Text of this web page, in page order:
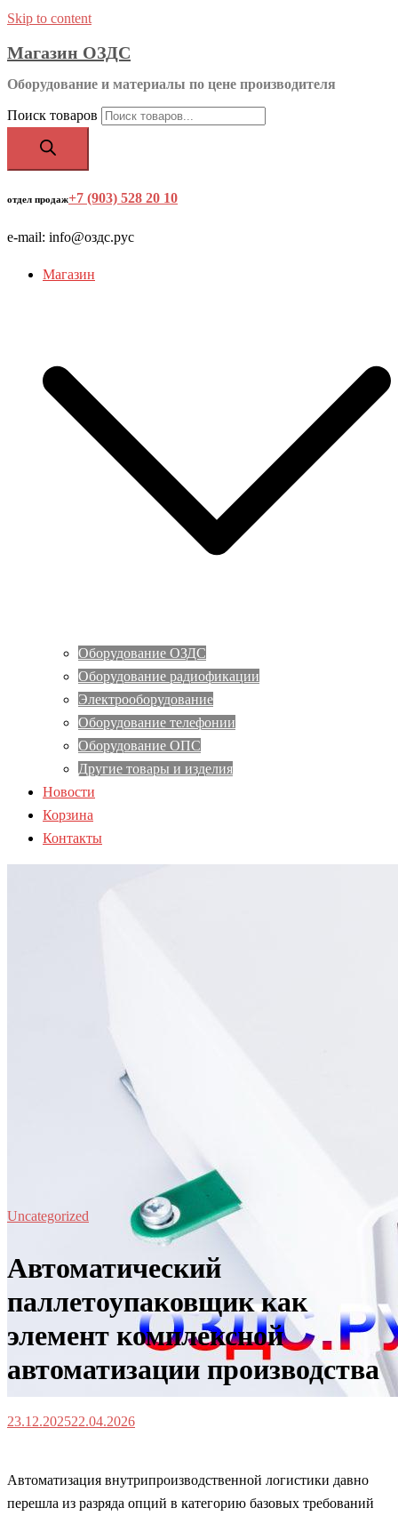
Skip to content
Магазин ОЗДС
Оборудование и материалы по цене производителя
Поиск товаров
отдел продаж+7 (903) 528 20 10
e-mail: info@оздс.рус
Магазин
Оборудование ОЗДС
Оборудование радиофикации
Электрооборудование
Оборудование телефонии
Оборудование ОПС
Другие товары и изделия
Новости
Корзина
Контакты
Uncategorized
Автоматический
паллетоупаковщик как
элемент комплексной
автоматизации производства
23.12.202522.04.2026
Автоматизация внутрипроизводственной логистики давно
перешла из разряда опций в категорию базовых требований